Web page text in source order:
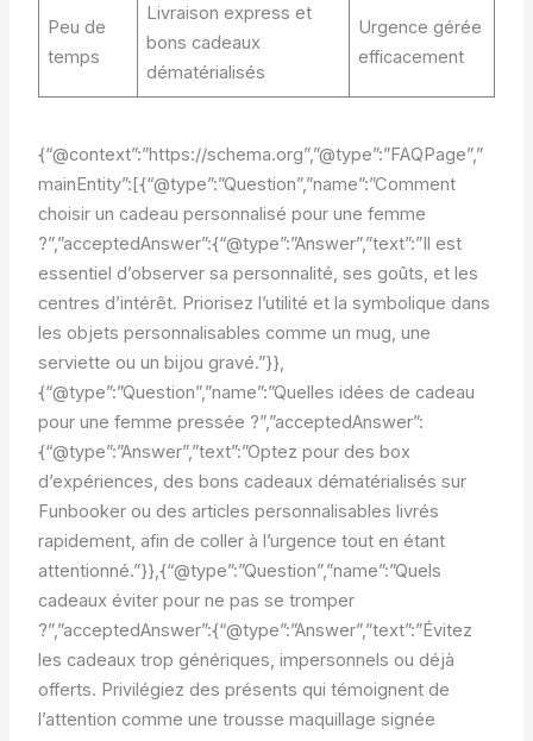
Peu de
temps
Livraison express et
bons cadeaux
dématérialisés
Urgence gérée
efficacement
{“@context”:”https://schema.org”,”@type”:”FAQPage”,”
mainEntity”:[{“@type”:”Question”,”name”:”Comment
choisir un cadeau personnalisé pour une femme
?”,”acceptedAnswer”:{“@type”:”Answer”,”text”:”Il est
essentiel d’observer sa personnalité, ses goûts, et les
centres d’intérêt. Priorisez l’utilité et la symbolique dans
les objets personnalisables comme un mug, une
serviette ou un bijou gravé.”}},
{“@type”:”Question”,”name”:”Quelles idées de cadeau
pour une femme pressée ?”,”acceptedAnswer”:
{“@type”:”Answer”,”text”:”Optez pour des box
d’expériences, des bons cadeaux dématérialisés sur
Funbooker ou des articles personnalisables livrés
rapidement, afin de coller à l’urgence tout en étant
attentionné.”}},{“@type”:”Question”,”name”:”Quels
cadeaux éviter pour ne pas se tromper
?”,”acceptedAnswer”:{“@type”:”Answer”,”text”:”Évitez
les cadeaux trop génériques, impersonnels ou déjà
offerts. Privilégiez des présents qui témoignent de
l’attention comme une trousse maquillage signée